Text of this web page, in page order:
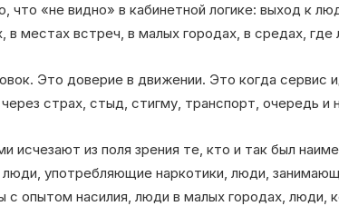
что «не видно» в кабинетной логике: выход к
в местах встреч, в малых городах, в средах,
Это доверие в движении. Это когда сервис
страх, стыд, стигму, транспорт, очередь и
исчезают из поля зрения те, кто и так был
употребляющие наркотики, люди,
опытом насилия, люди в малых городах, люди,